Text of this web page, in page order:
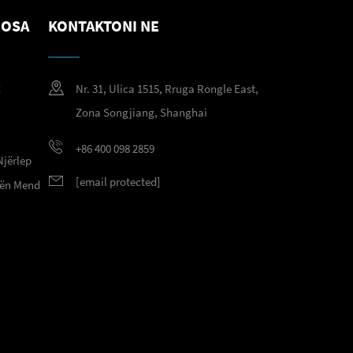
Mend
KONTAKTONI NE
Nr. 31, Ulica 1515, Rruga Rongle East,
Zona Songjiang, Shanghai
+86 400 098 2859
[email protected]